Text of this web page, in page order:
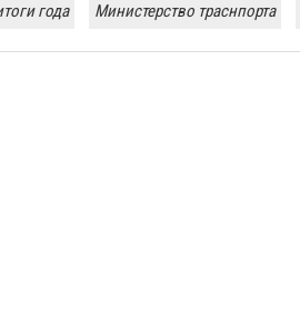
года Министерство траснпорта